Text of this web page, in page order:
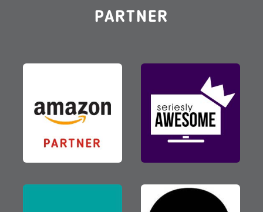
PARTNER